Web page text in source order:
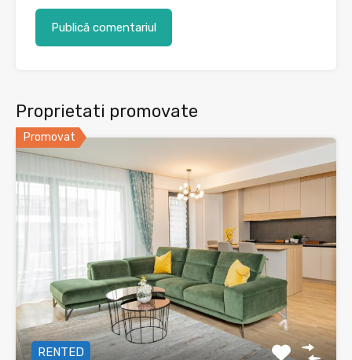
Proprietati promovate
Promovat
RENTED